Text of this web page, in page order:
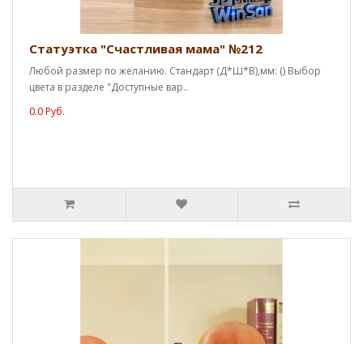
Статуэтка "Счастливая мама" №212
Любой размер по желанию. Стандарт (Д*Ш*В),мм: () Выбор
цвета в разделе "Доступные вар..
0.0 Руб.